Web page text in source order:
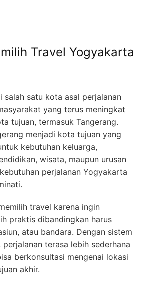
Travel Yogyakarta
salah satu kota asal perjalanan
yang terus meningkat
tujuan, termasuk Tangerang.
menjadi kota tujuan yang
kebutuhan keluarga,
wisata, maupun urusan
perjalanan Yogyakarta
travel karena ingin
praktis dibandingkan harus
atau bandara. Dengan sistem
terasa lebih sederhana
berkonsultasi mengenai lokasi
akhir.